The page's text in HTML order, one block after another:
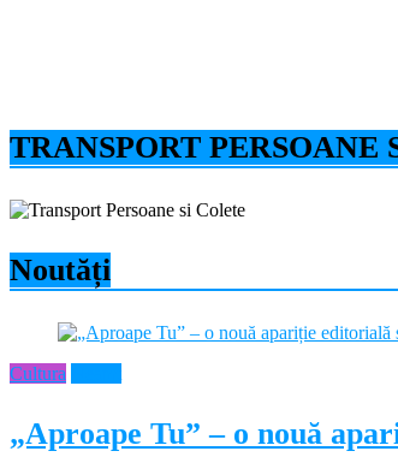
TRANSPORT PERSOANE
Noutăți
Cultura
„Aproape Tu” – o nouă